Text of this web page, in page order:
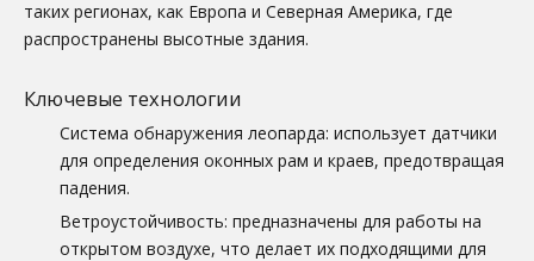
таких регионах, как Европа и Северная Америка, где
распространены высотные здания.
Ключевые технологии
Система обнаружения леопарда: использует датчики
для определения оконных рам и краев, предотвращая
падения.
Ветроустойчивость: предназначены для работы на
открытом воздухе, что делает их подходящими для